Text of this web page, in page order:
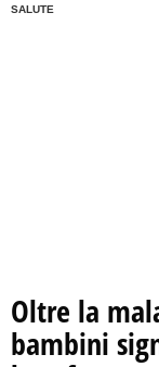
SALUTE
Oltre la
bambini